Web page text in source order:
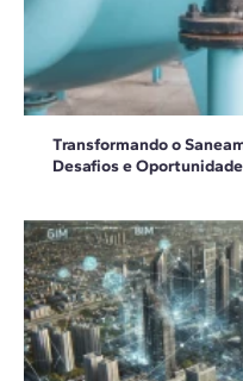
Transformando o
Desafios e